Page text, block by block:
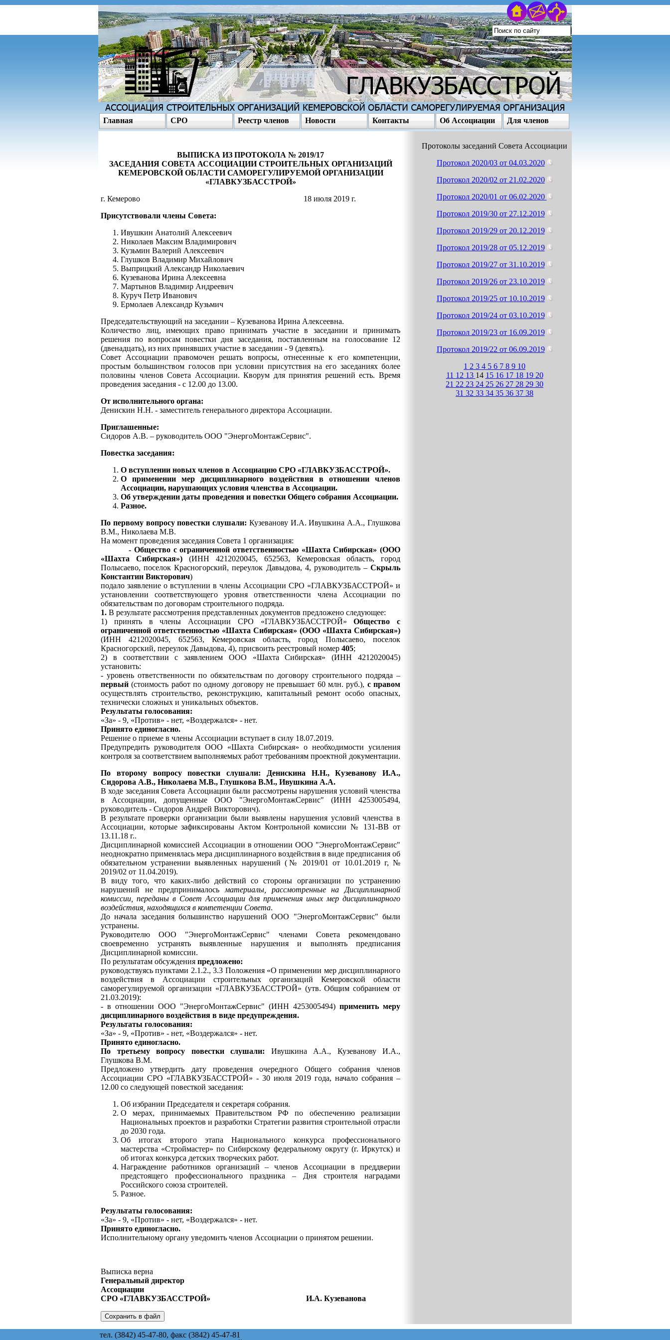
Главная СРО Реестр членов Новости Контакты Об Ассоциации Для членов
ВЫПИСКА ИЗ ПРОТОКОЛА № 2019/17
ЗАСЕДАНИЯ СОВЕТА АССОЦИАЦИИ СТРОИТЕЛЬНЫХ ОРГАНИЗАЦИЙ
КЕМЕРОВСКОЙ ОБЛАСТИ САМОРЕГУЛИРУЕМОЙ ОРГАНИЗАЦИИ
«ГЛАВКУЗБАССТРОЙ»
г. Кемерово 18 июля 2019 г.
Присутствовали члены Совета:
Ивушкин Анатолий Алексеевич
Николаев Максим Владимирович
Кузьмин Валерий Алексеевич
Глушков Владимир Михайлович
Выприцкий Александр Николаевич
Кузеванова Ирина Алексеевна
Мартынов Владимир Андреевич
Куруч Петр Иванович
Ермолаев Александр Кузьмич
Председательствующий на заседании – Кузеванова Ирина Алексеевна.
Количество лиц, имеющих право принимать участие в заседании и принимать
решения по вопросам повестки дня заседания, поставленным на голосование 12
(двенадцать), из них принявших участие в заседании - 9 (девять).
Совет Ассоциации правомочен решать вопросы, отнесенные к его компетенции,
простым большинством голосов при условии присутствия на его заседаниях более
половины членов Совета Ассоциации. Кворум для принятия решений есть. Время
проведения заседания - с 12.00 до 13.00.
От исполнительного органа:
Денискин Н.Н. - заместитель генерального директора Ассоциации.
Приглашенные:
Сидоров А.В. – руководитель ООО "ЭнергоМонтажСервис".
Повестка заседания:
О вступлении новых членов в Ассоциацию СРО «ГЛАВКУЗБАССТРОЙ».
О применении мер дисциплинарного воздействия в отношении членов
Ассоциации, нарушающих условия членства в Ассоциации.
Об утверждении даты проведения и повестки Общего собрания Ассоциации.
Разное.
По первому вопросуповестки слушали: Кузеванову И.А. Ивушкина А.А., Глушкова
В.М., Николаева М.В.
На момент проведения заседания Совета 1 организация:
- Общество с ограниченной ответственностью «Шахта Сибирская»(ООО
«Шахта Сибирская») (ИНН 4212020045, 652563, Кемеровская область, город
Полысаево, поселок Красногорский, переулок Давыдова, 4, руководитель – Скрыль
Константин Викторович)
подало заявление о вступлении в члены Ассоциации СРО «ГЛАВКУЗБАССТРОЙ» и
установлении соответствующего уровня ответственности члена Ассоциации по
обязательствам по договорам строительного подряда.
1. В результате рассмотрения представленных документов предложено следующее:
1) принять в члены Ассоциации СРО «ГЛАВКУЗБАССТРОЙ»Общество с
ограниченной ответственностью «Шахта Сибирская» (ООО «Шахта Сибирская»)
(ИНН 4212020045, 652563, Кемеровская область, город Полысаево, поселок
Красногорский, переулок Давыдова, 4), присвоить реестровый номер 405;
2) в соответствии с заявлением ООО «Шахта Сибирская»
(ИНН 4212020045)
установить:
- уровень ответственности по обязательствам по договору строительного подряда –
первый (стоимость работ по одному договору не превышает 60 млн. руб.), с правом
осуществлять строительство, реконструкцию, капитальный ремонт особо опасных,
технически сложных и уникальных объектов.
Результаты голосования:
«За» - 9, «Против» - нет, «Воздержался» - нет.
Принято единогласно.
Решение о приеме в члены Ассоциации вступает в силу 18.07.2019.
Предупредить руководителя ООО «Шахта Сибирская» о необходимости усиления
контроля за соответствием выполняемых работ требованиям проектной документации.
По второму вопросу повестки слушали:
Денискина Н.Н., Кузеванову И.А.,
Сидорова А.В., Николаева М.В., Глушкова В.М., Ивушкина А.А.
В ходе заседания Совета Ассоциации были рассмотрены нарушения условий членства
в Ассоциации, допущенные ООО "ЭнергоМонтажСервис" (ИНН 4253005494,
руководитель - Сидоров Андрей Викторович).
В результате проверки организации были выявлены нарушения условий членства в
Ассоциации, которые зафиксированы Актом Контрольной комиссии № 131-ВВ от
13.11.18 г..
Дисциплинарной комиссией Ассоциации в отношении ООО "ЭнергоМонтажСервис"
неоднократно применялась мера дисциплинарного воздействия в виде предписания об
обязательном устранении выявленных нарушений (№ 2019/01 от 10.01.2019 г, №
2019/02 от 11.04.2019).
В виду того, что каких-либо действий со стороны организации по устранению
нарушений не предпринималось материалы, рассмотренные на Дисциплинарной
комиссии, переданы в Совет Ассоциации для применения иных мер дисциплинарного
воздействия, находящихся в компетенции Совета.
До начала заседания большинство нарушений ООО "ЭнергоМонтажСервис" были
устранены.
Руководителю ООО "ЭнергоМонтажСервис" членами Совета рекомендовано
своевременно устранять выявленные нарушения и выполнять предписания
Дисциплинарной комиссии.
По результатам обсуждения предложено:
руководствуясь пунктами 2.1.2., 3.3 Положения «О применении мер дисциплинарного
воздействия в Ассоциации строительных организаций Кемеровской области
саморегулируемой организации «ГЛАВКУЗБАССТРОЙ» (утв. Общим собранием от
21.03.2019):
- в отношении ООО "ЭнергоМонтажСервис" (ИНН 4253005494) применить меру
дисциплинарного воздействия в виде предупреждения.
Результаты голосования:
«За» - 9, «Против» - нет, «Воздержался» - нет.
Принято единогласно.
По третьему вопросу повестки слушали: Ивушкина А.А., Кузеванову И.А.,
Глушкова В.М.
Предложено утвердить дату проведения очередного Общего собрания членов
Ассоциации СРО «ГЛАВКУЗБАССТРОЙ» - 30 июля 2019 года, начало собрания –
12.00 со следующей повесткой заседания:
Об избрании Председателя и секретаря собрания.
О мерах, принимаемых Правительством РФ по обеспечению реализации
Национальных проектов и разработки Стратегии развития строительной отрасли
до 2030 года.
Об итогах второго этапа Национального конкурса профессионального
мастерства «Строймастер» по Сибирскому федеральному округу (г. Иркутск) и
об итогах конкурса детских творческих работ.
Награждение работников организаций – членов Ассоциации в преддверии
предстоящего профессионального праздника – Дня строителя наградами
Российского союза строителей.
Разное.
Результаты голосования:
«За» - 9, «Против» - нет, «Воздержался» - нет.
Принято единогласно.
Исполнительному органу уведомить членов Ассоциации о принятом решении.
Выписка верна
Генеральный директор
Ассоциации
СРО «ГЛАВКУЗБАССТРОЙ» И.А. Кузеванова
Протоколы заседаний Совета Ассоциации
Протокол 2020/03 от 04.03.2020
Протокол 2020/02 от 21.02.2020
Протокол 2020/01 от 06.02.2020
Протокол 2019/30 от 27.12.2019
Протокол 2019/29 от 20.12.2019
Протокол 2019/28 от 05.12.2019
Протокол 2019/27 от 31.10.2019
Протокол 2019/26 от 23.10.2019
Протокол 2019/25 от 10.10.2019
Протокол 2019/24 от 03.10.2019
Протокол 2019/23 от 16.09.2019
Протокол 2019/22 от 06.09.2019
1 2 3 4 5 6 7 8 9 10
11 12 13 14 15 16 17 18 19 20
21 22 23 24 25 26 27 28 29 30
31 32 33 34 35 36 37 38
тел. (3842) 45-47-80, факс (3842) 45-47-81